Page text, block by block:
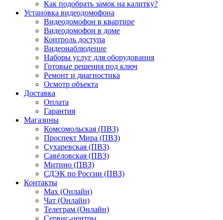
Как подобрать замок на калитку?
Установка видеодомофона
Видеодомофон в квартире
Видеодомофон в доме
Контроль доступа
Видеонаблюдение
Наборы услуг для оборудования
Готовые решения под ключ
Ремонт и диагностика
Осмотр объекта
Доставка
Оплата
Гарантия
Магазины
Комсомольская (ПВЗ)
Проспект Мира (ПВЗ)
Сухаревская (ПВЗ)
Савёловская (ПВЗ)
Митино (ПВЗ)
СДЭК по России (ПВЗ)
Контакты
Max (Онлайн)
Чат (Онлайн)
Телеграм (Онлайн)
Сервис-центры